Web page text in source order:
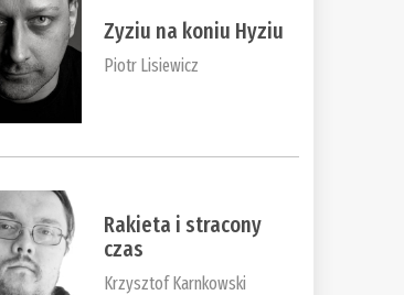
Zyziu na koniu Hyziu
Piotr Lisiewicz
Rakieta i stracony
czas
Krzysztof Karnkowski